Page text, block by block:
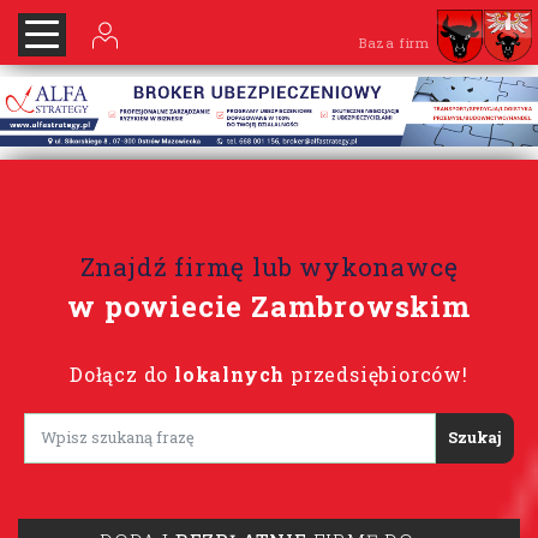
Baza firm
Znajdź firmę lub wykonawcę
w powiecie Zambrowskim
Dołącz do lokalnych przedsiębiorców!
Lorem ipsum